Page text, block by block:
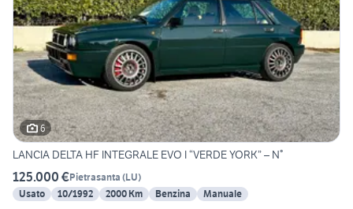
6
LANCIA DELTA HF INTEGRALE EVO I “VERDE YORK” – N°
125.000 €Pietrasanta (LU)
Usato
10/1992 2000 Km Benzina
Manuale